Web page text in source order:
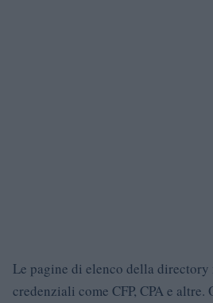
Le pagine di elenco della
credenziali come CFP, CPA e